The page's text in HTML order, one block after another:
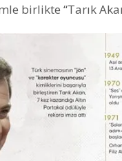
birlikte “Tarık